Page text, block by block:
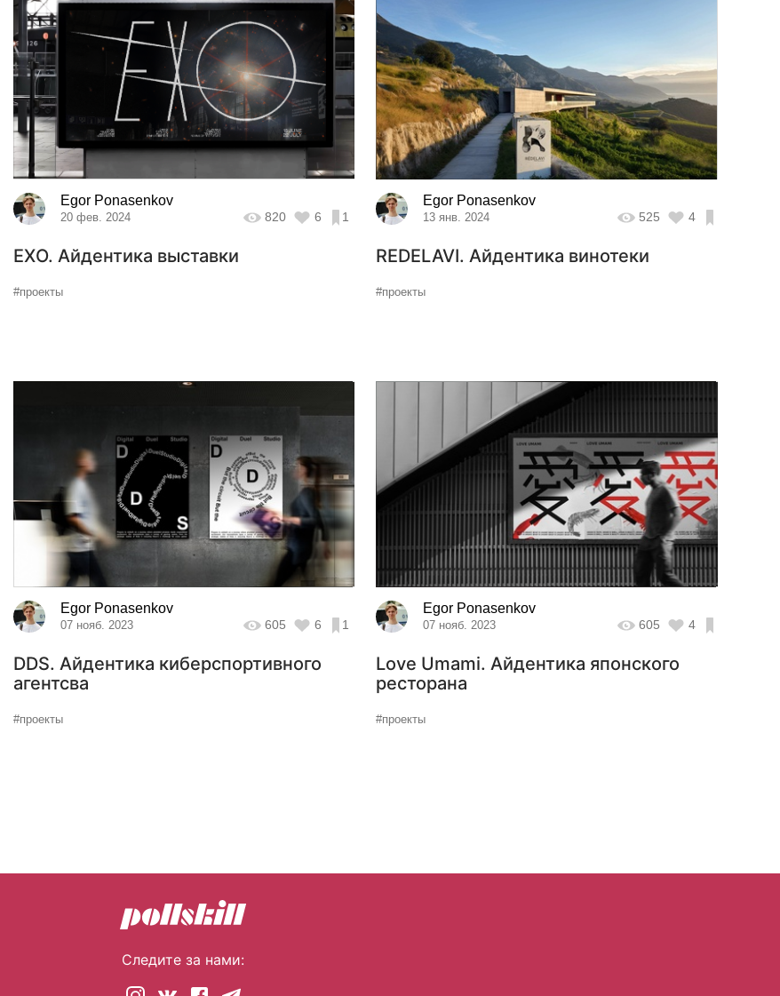
Egor Ponasenkov
20 фев. 2024 820 6 1
EXO. Айдентика выставки
#проекты
Egor Ponasenkov
13 янв. 2024 525 4
REDELAVI. Айдентика винотеки
#проекты
Egor Ponasenkov
07 нояб. 2023 605 6 1
DDS. Айдентика киберспортивного
агентсва
#проекты
Egor Ponasenkov
07 нояб. 2023 605 4
Love Umami. Айдентика японского
ресторана
#проекты
Следите за нами: